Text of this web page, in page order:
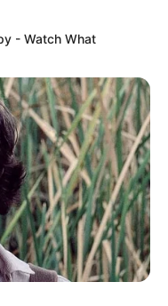
plan
- Watch What